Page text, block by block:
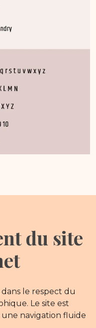
du site
dans le respect du
Le site est
navigation fluide